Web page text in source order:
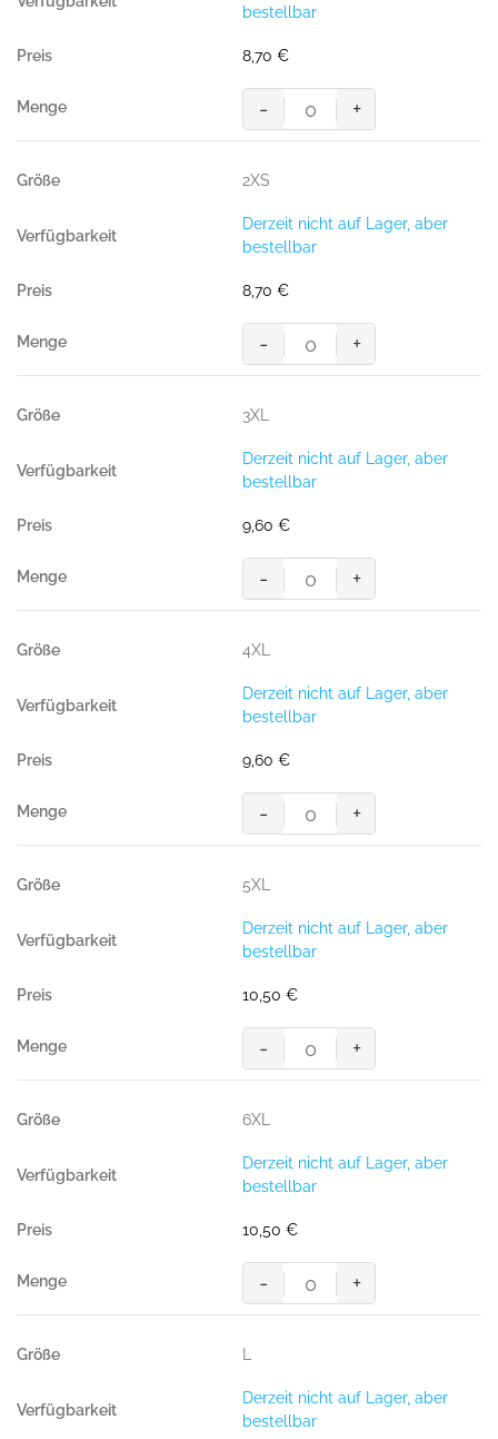
bestellbar
8,70 €
HAKRO
T-
Bio-
Baumwolle
Menge
- +
2XS
Derzeit nicht auf Lager, aber
bestellbar
8,70 €
HAKRO
T-
Bio-
Baumwolle
Menge
- +
3XL
Derzeit nicht auf Lager, aber
bestellbar
9,60 €
HAKRO
T-
Bio-
Baumwolle
Menge
- +
4XL
Derzeit nicht auf Lager, aber
bestellbar
9,60 €
HAKRO
T-
Bio-
Baumwolle
Menge
- +
5XL
Derzeit nicht auf Lager, aber
bestellbar
10,50 €
HAKRO
T-
Bio-
Baumwolle
Menge
- +
6XL
Derzeit nicht auf Lager, aber
bestellbar
10,50 €
HAKRO
T-
Bio-
Baumwolle
- +
L
Derzeit nicht auf Lager, aber
bestellbar